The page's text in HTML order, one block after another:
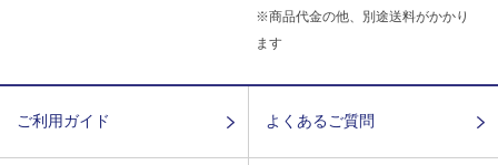
※商品代金の他、別途送料がかかり
ます
ご利用ガイド よくあるご質問